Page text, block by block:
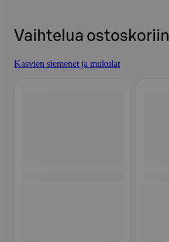
Vaihtelua ostoskoriin
Kasvien siemenet ja mukulat